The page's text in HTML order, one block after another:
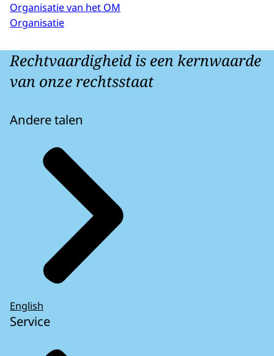
Organisatie van het OM
Organisatie
Rechtvaardigheid is een kernwaarde
van onze rechtsstaat
Andere talen
English
Service